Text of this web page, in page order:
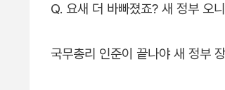
Q. 요새 더 바빠졌죠? 새 정부 오
국무총리 인준이 끝나야 새 정부